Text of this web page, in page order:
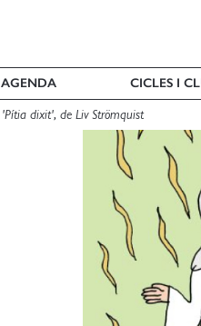
AGENDA CICLES I
'Pítia dixit', de Liv Strömquist